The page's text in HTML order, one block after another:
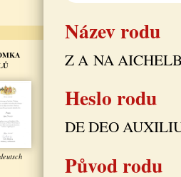
deutsch
Název rodu
Z A NA
Heslo rodu
DE DEO
Původ rodu